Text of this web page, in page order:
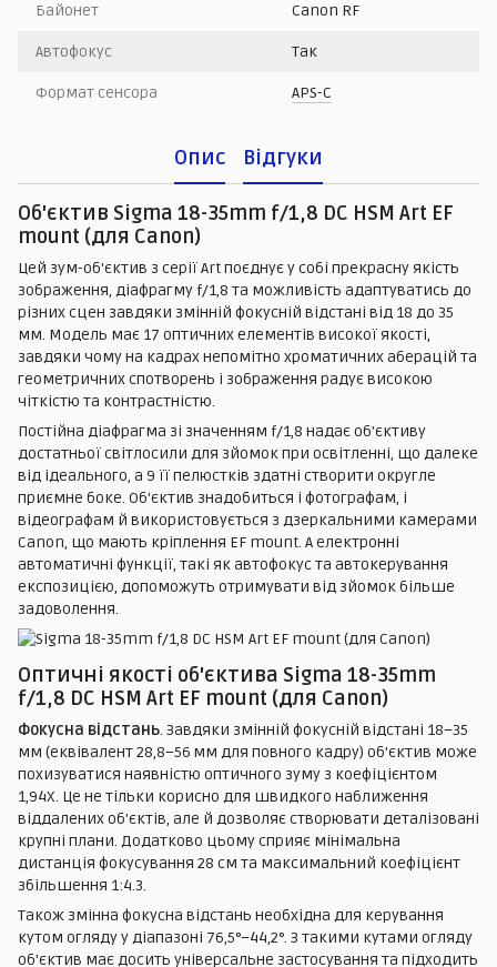
Байонет Canon RF
Автофокус Так
Формат сенсора APS-C
Опис Відгуки
Об'єктив Sigma 18-35mm f/1,8 DC HSM Art EF
mount (для Canon)
Цей зум-об'єктив з серії Art поєднує у собі прекрасну якість
зображення, діафрагму f/1,8 та можливість адаптуватись до
різних сцен завдяки змінній фокусній відстані від 18 до 35
мм. Модель має 17 оптичних елементів високої якості,
завдяки чому на кадрах непомітно хроматичних аберацій та
геометричних спотворень і зображення радує високою
чіткістю та контрастністю.
Постійна діафрагма зі значенням f/1,8 надає об'єктиву
достатньої світлосили для зйомок при освітленні, що далеке
від ідеального, а 9 її пелюстків здатні створити округле
приємне боке. Об'єктив знадобиться і фотографам, і
відеографам й використовується з дзеркальними камерами
Canon, що мають кріплення EF mount. А електронні
автоматичні функції, такі як автофокус та автокерування
експозицією, допоможуть отримувати від зйомок більше
задоволення.
Оптичні якості об'єктива Sigma 18-35mm
f/1,8 DC HSM Art EF mount (для Canon)
Фокусна відстань. Завдяки змінній фокусній відстані 18–35
мм (еквівалент 28,8–56 мм для повного кадру) об'єктив може
похизуватися наявністю оптичного зуму з коефіцієнтом
1,94Х. Це не тільки корисно для швидкого наближення
віддалених об'єктів, але й дозволяє створювати деталізовані
крупні плани. Додатково цьому сприяє мінімальна
дистанція фокусування 28 см та максимальний коефіцієнт
збільшення 1:4.3.
Також змінна фокусна відстань необхідна для керування
кутом огляду у діапазоні 76,5°–44,2°. З такими кутами огляду
об'єктив має досить універсальне застосування та підходить